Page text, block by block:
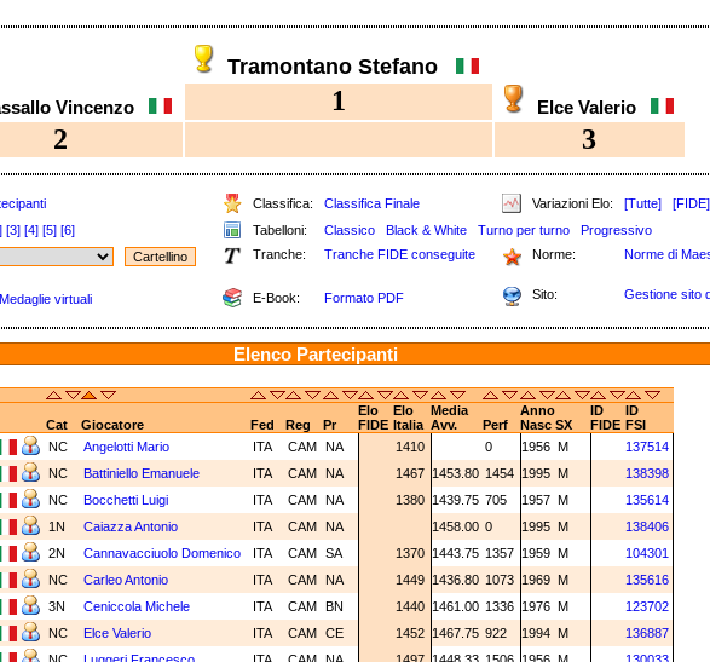
Tramontano Stefano
Vincenzo 1 Elce Valerio
2 3
Classifica: Classifica Finale Variazioni Elo: [Tutte] [FIDE]
[3] [4] [5] [6] Tabelloni: Classico Black & White Turno per turno
Progressivo
Tranche: Tranche FIDE conseguite Norme: Norme di
Medaglie virtuali E-Book: Formato PDF Sito: Gestione sito
Elenco Partecipanti
Elo Elo Media Anno ID
ID
Cat Giocatore Fed Reg Pr FIDE Italia Avv. Perf Nasc SX FIDE FSI
NC Angelotti Mario ITA CAM NA 1410 0 1956 M
137514
NC Battiniello Emanuele ITA CAM NA 1467 1453.80 1454 1995 M
138398
NC Bocchetti Luigi ITA CAM NA 1380 1439.75 705 1957 M
135614
1N Caiazza Antonio ITA CAM NA 1458.00 0 1995 M
138406
2N Cannavacciuolo Domenico ITA CAM SA 1370 1443.75 1357 1959 M
104301
NC Carleo Antonio ITA CAM NA 1449 1436.80 1073 1969 M
135616
3N Ceniccola Michele ITA CAM BN 1440 1461.00 1336 1976 M
123702
NC Elce Valerio ITA CAM CE 1452 1467.75 922 1994 M
136887